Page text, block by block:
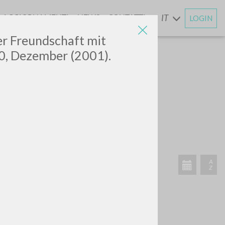
Freundschaft mit
Dezember (2001).
AGGIORNAMENTIENEWS CONTATTI IT LOGIN